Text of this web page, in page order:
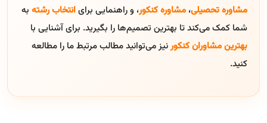
مشاوره تحصیلی، مشاوره کنکور، و راهنمایی برایانتخاب رشته به
شما کمک می‌کند تا بهترین تصمیم‌ها را بگیرید. برای آشنایی با
بهترین مشاوران کنکورنیز می‌توانید مطالب مرتبط ما را مطالعه
کنید.